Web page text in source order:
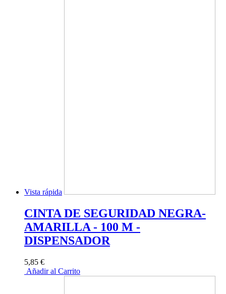
Vista rápida
CINTA DE SEGURIDAD NEGRA-
AMARILLA - 100 M -
DISPENSADOR
5,85 €
Añadir al Carrito